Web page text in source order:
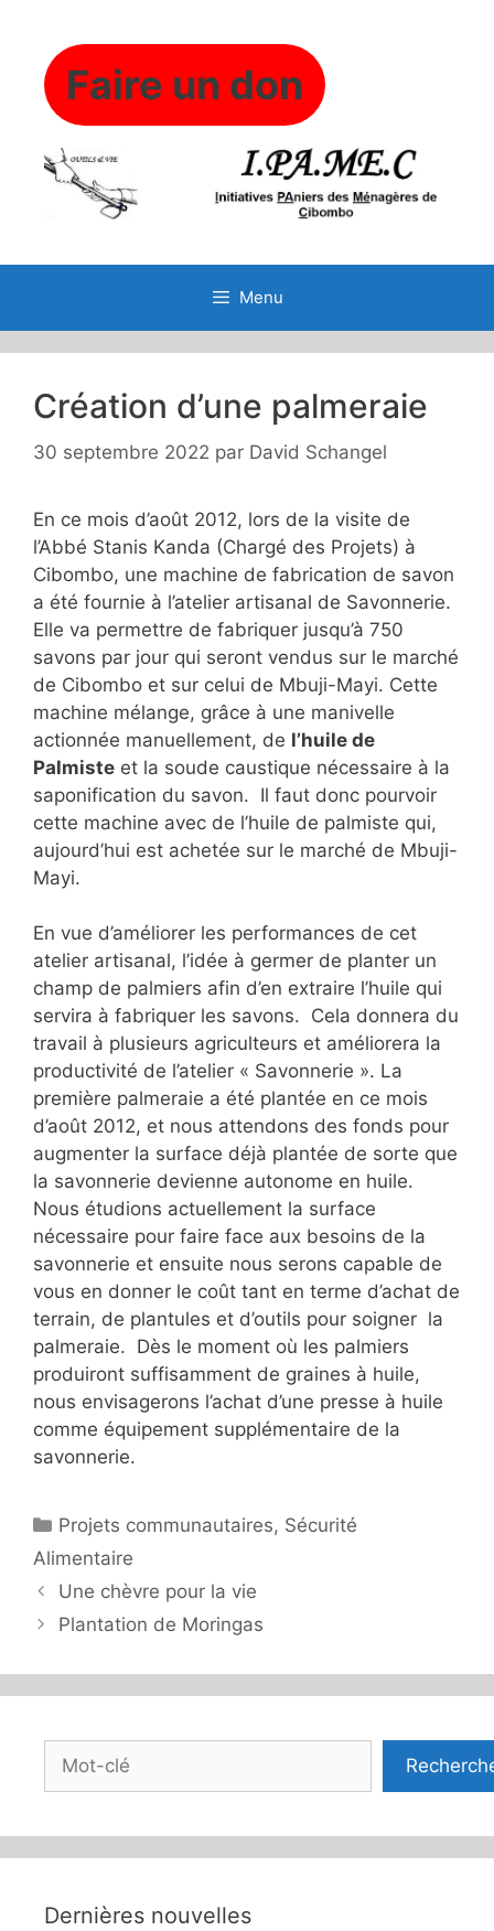
contenuFaire un don
Menu
Création d’une palmeraie
30 septembre 2022 par David Schangel
En ce mois d’août 2012, lors de la visite de
l’Abbé Stanis Kanda (Chargé des Projets) à
Cibombo, une machine de fabrication de savon
a été fournie à l’atelier artisanal de Savonnerie.
Elle va permettre de fabriquer jusqu’à 750
savons par jour qui seront vendus sur le marché
de Cibombo et sur celui de Mbuji-Mayi. Cette
machine mélange, grâce à une manivelle
actionnée manuellement, de l’huile de
Palmiste et la soude caustique nécessaire à la
saponification du savon. Il faut donc pourvoir
cette machine avec de l’huile de palmiste qui,
aujourd’hui est achetée sur le marché de Mbuji-
Mayi.
En vue d’améliorer les performances de cet
atelier artisanal, l’idée à germer de planter un
champ de palmiers afin d’en extraire l’huile qui
servira à fabriquer les savons. Cela donnera du
travail à plusieurs agriculteurs et améliorera la
productivité de l’atelier « Savonnerie ». La
première palmeraie a été plantée en ce mois
d’août 2012, et nous attendons des fonds pour
augmenter la surface déjà plantée de sorte que
la savonnerie devienne autonome en huile.
Nous étudions actuellement la surface
nécessaire pour faire face aux besoins de la
savonnerie et ensuite nous serons capable de
vous en donner le coût tant en terme d’achat de
terrain, de plantules et d’outils pour soigner la
palmeraie. Dès le moment où les palmiers
produiront suffisamment de graines à huile,
nous envisagerons l’achat d’une presse à huile
comme équipement supplémentaire de la
savonnerie.
Catégories
Projets communautaires, Sécurité
Alimentaire
Une chèvre pour la vie
Plantation de Moringas
Rechercher
Dernières nouvelles